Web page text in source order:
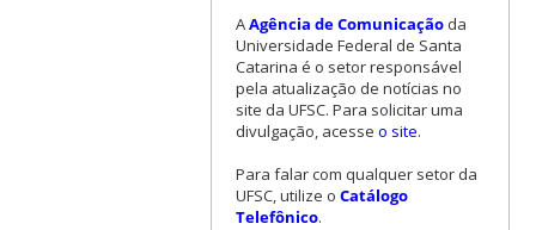
AAgência de Comunicaçãoda
Universidade Federal de Santa
Catarina é o setor responsável
pela atualização de notícias no
site da UFSC. Para solicitar uma
divulgação, acesse o site.
Para falar com qualquer setor da
UFSC, utilize o Catálogo
Telefônico.